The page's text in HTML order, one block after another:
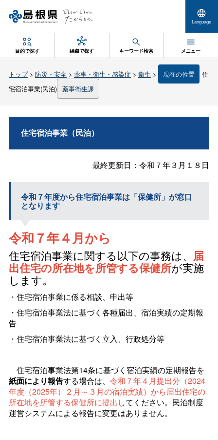
Language
目的で探す 組織で探す キーワード検索 メニュー
トップ> 防災・安全> 薬事・衛生・感染症 > 衛生 > 現在の位置
住
宅宿泊事業(民泊) 薬事衛生課
住宅宿泊事業（民泊）
最終更新日：令和７年３月１８日
令和７年度から住宅宿泊事業は「保健所」が窓口
となります
令和７年４月から
住宅宿泊事業に関する以下の事務は、 届
出住宅の所在地を所管する保健所が実施
します。
・住宅宿泊事業に係る相談、申出等
・住宅宿泊事業法に基づく各種届出、宿泊実績の定期報
告
・住宅宿泊事業法に基づく立入、行政処分等
住宅宿泊事業法第14条に基づく宿泊実績の定期報告を
紙面により報告する場合は、 令和７年４月提出分（2024
年度（2025年）２月～３月の宿泊実績）から届出住宅の
所在地を所管する保健所に提出 してください。民泊制度
運営システムによる報告に変更はありません。